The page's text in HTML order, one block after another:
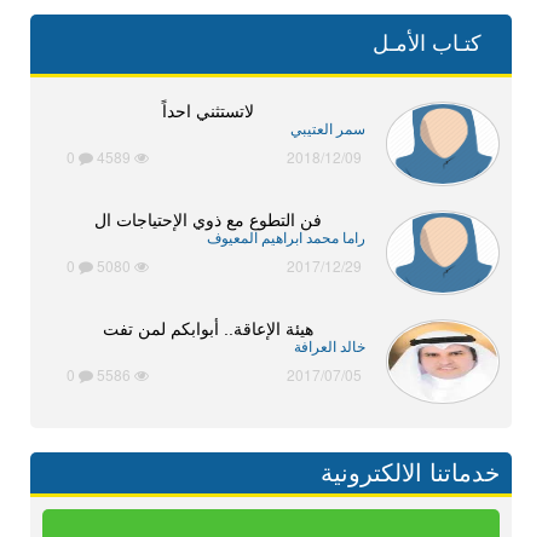
كتـاب الأمـل
لاتستثني احداً
سمر العتيبي
2018/12/09
فن التطوع مع ذوي الإحتياجات ال
راما محمد ابراهيم المعيوف
2017/12/29
هيئة الإعاقة.. أبوابكم لمن تفت
خالد العرافة
2017/07/05
خدماتنا الالكترونية